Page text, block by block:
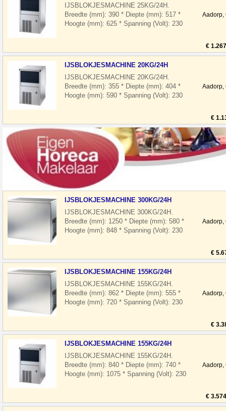
IJSBLOKJESMACHINE 25KG/24H.
Breedte (mm): 390 * Diepte (mm): 517 *
Hoogte (mm): 625 * Spanning (Volt): 230
Aadorp,
€
IJSBLOKJESMACHINE 20KG/24H
IJSBLOKJESMACHINE 20KG/24H.
Breedte (mm): 355 * Diepte (mm): 404 *
Hoogte (mm): 590 * Spanning (Volt): 230
Aadorp,
€
IJSBLOKJESMACHINE 300KG/24H
IJSBLOKJESMACHINE 300KG/24H.
Breedte (mm): 1250 * Diepte (mm): 580 *
Hoogte (mm): 848 * Spanning (Volt): 230
Aadorp,
€
IJSBLOKJESMACHINE 155KG/24H
IJSBLOKJESMACHINE 155KG/24H.
Breedte (mm): 862 * Diepte (mm): 555 *
Hoogte (mm): 720 * Spanning (Volt): 230
Aadorp,
€
IJSBLOKJESMACHINE 155KG/24H
IJSBLOKJESMACHINE 155KG/24H.
Breedte (mm): 840 * Diepte (mm): 740 *
Hoogte (mm): 1075 * Spanning (Volt): 230
Aadorp,
€